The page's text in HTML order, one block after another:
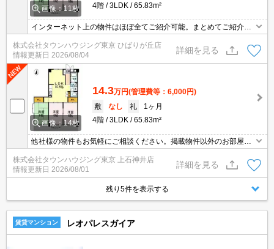
画像：11枚
4階
3LDK 65.83m²
インターネット上の物件はほぼ全てご紹介可能。まとめてご紹介致
します。お気軽にお問合せください。お部屋探しは情報量地域ナン
バー1のタウンハウジングまで。
株式会社タウンハウジング東京 ひばりが丘店
情報更新日 2026/08/04
詳細を見る
画像：14枚
14.3万円(管理費等：6,000円)
敷
なし 礼
1ヶ月
4階
3LDK 65.83m²
他社様の物件もお気軽にご相談ください。掲載物件以外のお部屋も
ご紹介出来ます。明るく元気なスタッフが丁寧にご対応させていた
だきます。当店ならオンラインで見学・接客可能です！お気軽にお
問い合わせ下さい☆★
株式会社タウンハウジング東京 上石神井店
情報更新日 2026/08/01
詳細を見る
残り5件を表示する
賃貸マンション レオパレスガイア